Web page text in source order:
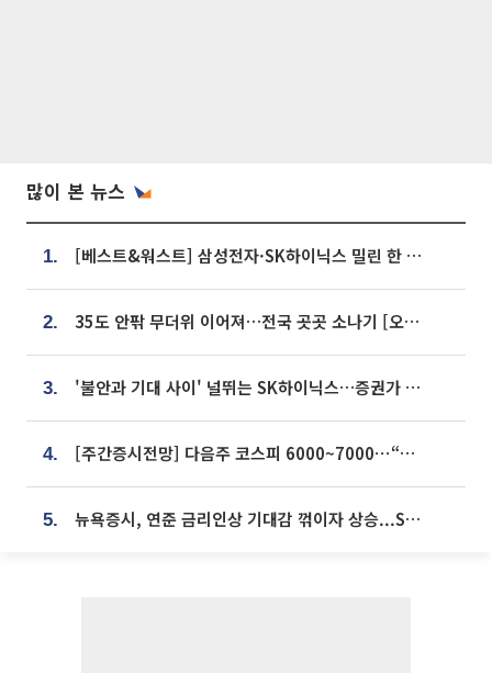
많이 본 뉴스
1. [베스트&워스트] 삼성전자·SK하이닉스 밀린 한 주…상상인증권은 85% 급등
2. 35도 안팎 무더위 이어져…전국 곳곳 소나기 [오늘 날씨]
3. '불안과 기대 사이' 널뛰는 SK하이닉스…증권가 "HBM4·LTA 기반 펀터멘털 견고"
4. [주간증시전망] 다음주 코스피 6000~7000⋯“外人 수급은 정책이 변수”
5. 뉴욕증시, 연준 금리인상 기대감 꺾이자 상승...S&P500 사상 최고치 [종합]